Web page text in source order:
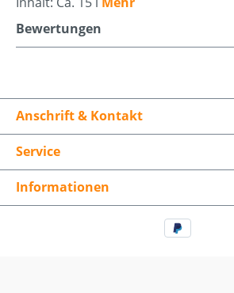
Bewertungen
Anschrift & Kontakt
Service
Informationen